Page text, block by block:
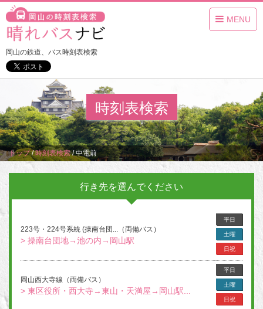
MENU
岡山の鉄道、バス時刻表検索
時刻表検索
トップ/時刻表検索/中電前
行き先を選んでください
223号・224号系統 (操南台団...（両備バス）
> 操南台団地→池の内→岡山駅
平日
土曜
日祝
岡山西大寺線（両備バス）
> 東区役所・西大寺→東山・天満屋→岡山駅...
平日
土曜
日祝